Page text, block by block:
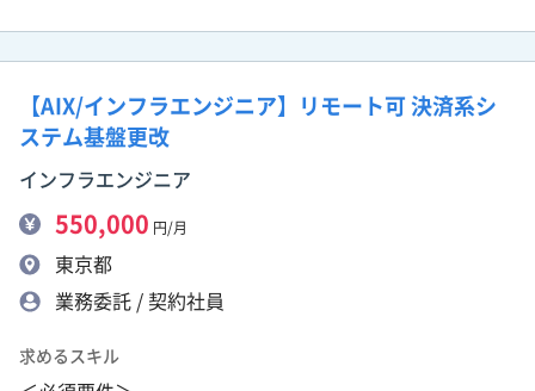
【AIX/インフラエンジニア】リモート可 決済系シ
ステム基盤更改
インフラエンジニア
550,000 円/月
東京都
業務委託 / 契約社員
求めるスキル